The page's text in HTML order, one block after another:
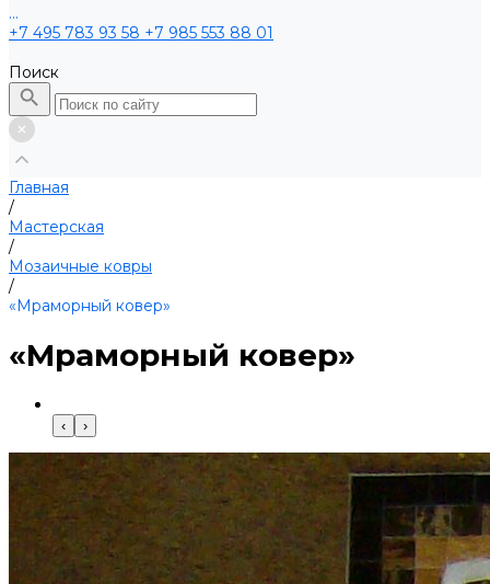
...
+7 495 783 93 58 +7 985 553 88 01
Поиск
Главная
/
Мастерская
/
Мозаичные ковры
/
«Мраморный ковер»
«Мраморный ковер»
‹ ›